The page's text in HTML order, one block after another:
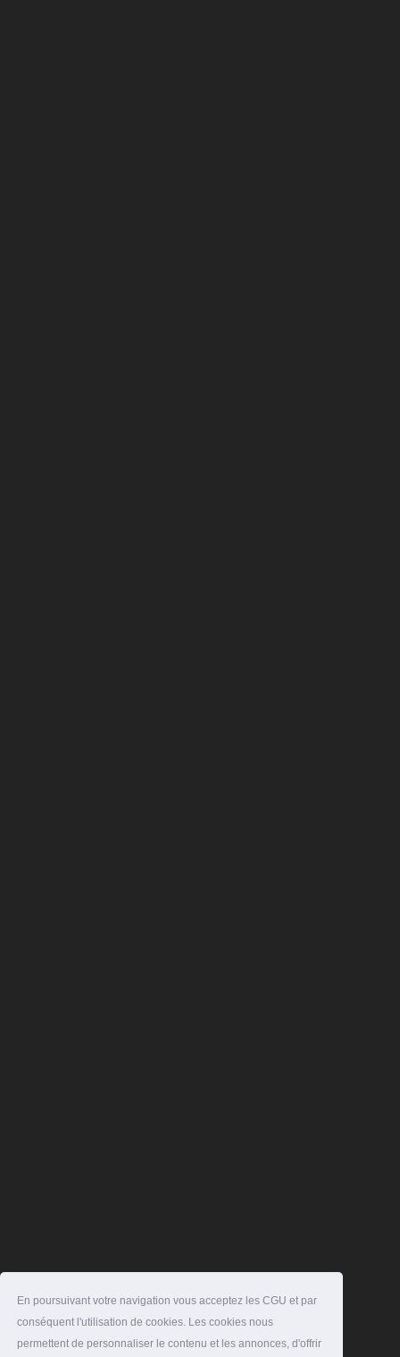
En poursuivant votre navigation vous acceptez les CGU et par
conséquent l'utilisation de cookies. Les cookies nous
permettent de personnaliser le contenu et les annonces, d'offrir